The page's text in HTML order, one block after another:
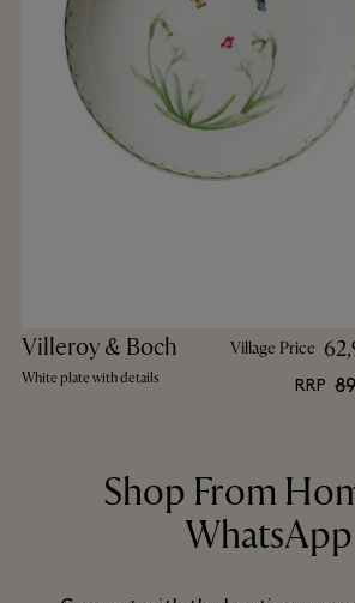
Villeroy & Boch
White plate with details
Village Price
RRP
Shop From
WhatsApp